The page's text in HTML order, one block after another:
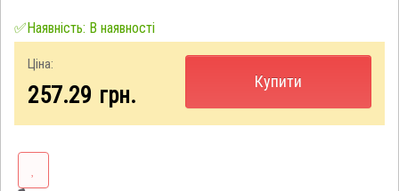
✅Наявність: В наявності
Ціна:
257.29 грн.
Купити